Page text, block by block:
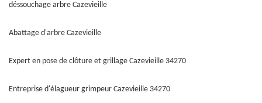
déssouchage arbre Cazevieille
Abattage d'arbre Cazevieille
Expert en pose de clôture et grillage Cazevieille 34270
Entreprise d'élagueur grimpeur Cazevieille 34270